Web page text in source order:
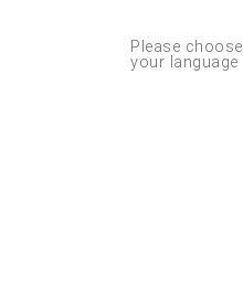
Navigation
überspringenPlease choose
your language